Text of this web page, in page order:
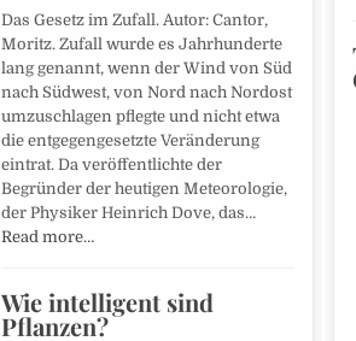
Das Gesetz im Zufall. Autor: Cantor,
Moritz. Zufall wurde es Jahrhunderte
lang genannt, wenn der Wind von Süd
nach Südwest, von Nord nach Nordost
umzuschlagen pflegte und nicht etwa
die entgegengesetzte Veränderung
eintrat. Da veröffentlichte der
Begründer der heutigen Meteorologie,
der Physiker Heinrich Dove, das…
Read more…
Wie intelligent sind
Pflanzen?